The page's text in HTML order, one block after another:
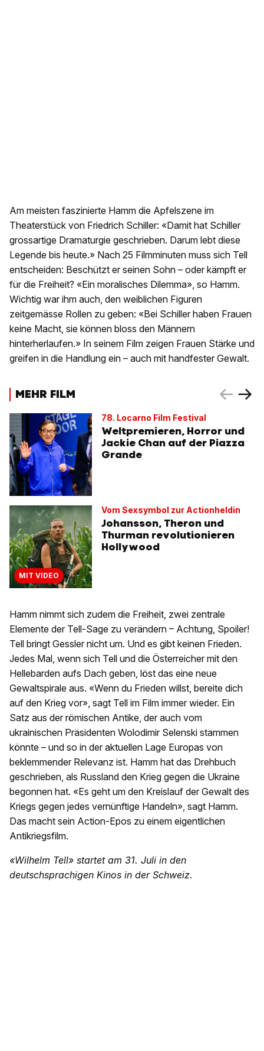
Am meisten faszinierte Hamm die Apfelszene im
Theaterstück von Friedrich Schiller: «Damit hat Schiller
grossartige Dramaturgie geschrieben. Darum lebt diese
Legende bis heute.» Nach 25 Filmminuten muss sich Tell
entscheiden: Beschützt er seinen Sohn – oder kämpft er
für die Freiheit? «Ein moralisches Dilemma», so Hamm.
Wichtig war ihm auch, den weiblichen Figuren
zeitgemässe Rollen zu geben: «Bei Schiller haben Frauen
keine Macht, sie können bloss den Männern
hinterherlaufen.» In seinem Film zeigen Frauen Stärke und
greifen in die Handlung ein – auch mit handfester Gewalt.
MEHR FILM
78. Locarno Film Festival
Weltpremieren, Horror und
Jackie Chan auf der Piazza
Grande
MIT VIDEO
Vom Sexsymbol zur Actionheldin
Johansson, Theron und
Thurman revolutionieren
Hollywood
Hamm nimmt sich zudem die Freiheit, zwei zentrale
Elemente der Tell-Sage zu verändern – Achtung, Spoiler!
Tell bringt Gessler nicht um. Und es gibt keinen Frieden.
Jedes Mal, wenn sich Tell und die Österreicher mit den
Hellebarden aufs Dach geben, löst das eine neue
Gewaltspirale aus. «Wenn du Frieden willst, bereite dich
auf den Krieg vor», sagt Tell im Film immer wieder. Ein
Satz aus der römischen Antike, der auch vom
ukrainischen Präsidenten Wolodimir Selenski stammen
könnte – und so in der aktuellen Lage Europas von
beklemmender Relevanz ist. Hamm hat das Drehbuch
geschrieben, als Russland den Krieg gegen die Ukraine
begonnen hat. «Es geht um den Kreislauf der Gewalt des
Kriegs gegen jedes vernünftige Handeln», sagt Hamm.
Das macht sein Action-Epos zu einem eigentlichen
Antikriegsfilm.
«Wilhelm Tell» startet am 31. Juli in den
deutschsprachigen Kinos in der Schweiz.